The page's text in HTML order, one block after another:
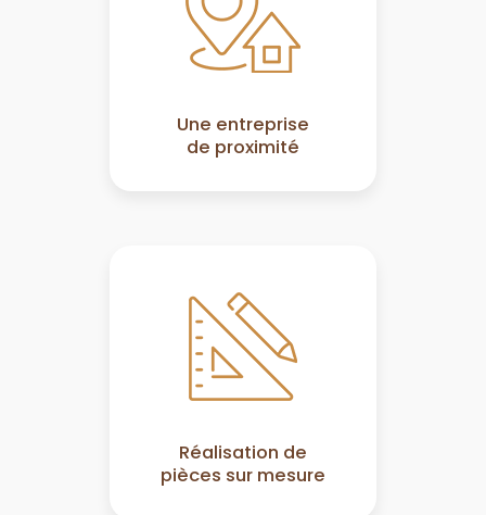
Une entreprise
de proximité
Réalisation de
pièces sur mesure